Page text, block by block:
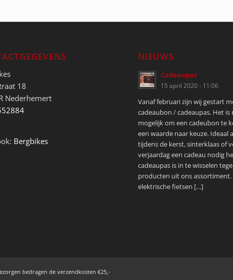
18
Nederhemert
Bergbikes
NIEUWS
Cadeaupas
15 april 2020 - 11:06
Vanaf februari zijn wij gestart
cadeaubon / cadeaupas. Het is
mogelijk om een cadeubon te
een waarde naar keuze. Ideaal
tijdens de kerst, sinterklaas of
verjaardag een cadeau nodig
cadeaupas is in te wisselen
producten uit ons assortiment.
elektrische fietsen […]
bedragen de verzendkosten €25,-